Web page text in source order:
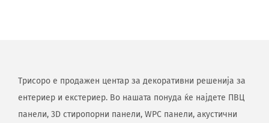
Трисоро е продажен центар за декоративни решенија за
ентериер и екстериер. Во нашата понуда ќе најдете ПВЦ
панели, 3D стиропорни панели, WPC панели, акустични